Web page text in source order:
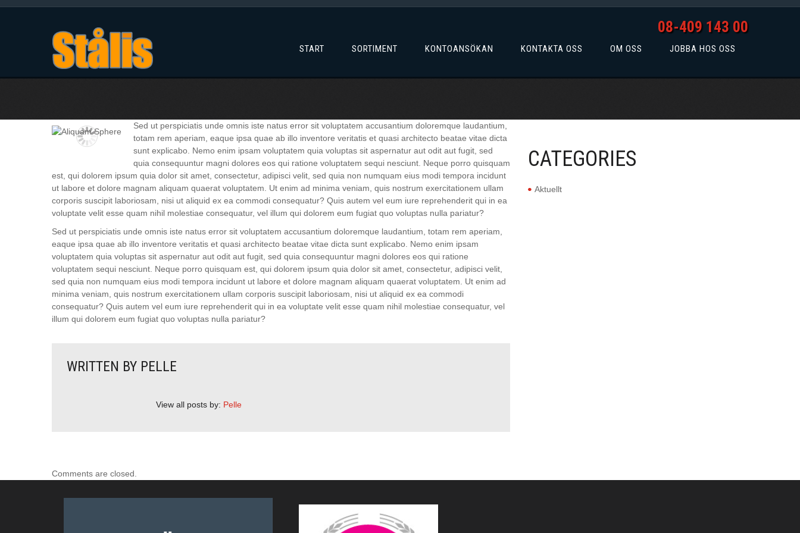
08-409 143 00
START SORTIMENT KONTOANSÖKAN KONTAKTA OSS OM OSS JOBBA HOS OSS
Sed ut perspiciatis unde omnis iste natus error sit voluptatem accusantium doloremque laudantium,
totam rem aperiam, eaque ipsa quae ab illo inventore veritatis et quasi architecto beatae vitae dicta
sunt explicabo. Nemo enim ipsam voluptatem quia voluptas sit aspernatur aut odit aut fugit, sed
quia consequuntur magni dolores eos qui ratione voluptatem sequi nesciunt. Neque porro quisquam
est, qui dolorem ipsum quia dolor sit amet, consectetur, adipisci velit, sed quia non numquam eius modi tempora incidunt
ut labore et dolore magnam aliquam quaerat voluptatem. Ut enim ad minima veniam, quis nostrum exercitationem ullam
corporis suscipit laboriosam, nisi ut aliquid ex ea commodi consequatur? Quis autem vel eum iure reprehenderit qui in ea
voluptate velit esse quam nihil molestiae consequatur, vel illum qui dolorem eum fugiat quo voluptas nulla pariatur?
Sed ut perspiciatis unde omnis iste natus error sit voluptatem accusantium doloremque laudantium, totam rem aperiam,
eaque ipsa quae ab illo inventore veritatis et quasi architecto beatae vitae dicta sunt explicabo. Nemo enim ipsam
voluptatem quia voluptas sit aspernatur aut odit aut fugit, sed quia consequuntur magni dolores eos qui ratione
voluptatem sequi nesciunt. Neque porro quisquam est, qui dolorem ipsum quia dolor sit amet, consectetur, adipisci velit,
sed quia non numquam eius modi tempora incidunt ut labore et dolore magnam aliquam quaerat voluptatem. Ut enim ad
minima veniam, quis nostrum exercitationem ullam corporis suscipit laboriosam, nisi ut aliquid ex ea commodi
consequatur? Quis autem vel eum iure reprehenderit qui in ea voluptate velit esse quam nihil molestiae consequatur, vel
illum qui dolorem eum fugiat quo voluptas nulla pariatur?
WRITTEN BY PELLE
View all posts by: Pelle
Comments are closed.
CATEGORIES
Aktuellt